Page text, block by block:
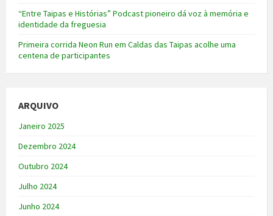
“Entre Taipas e Histórias” Podcast pioneiro dá voz à memória e
identidade da freguesia
Primeira corrida Neon Run em Caldas das Taipas acolhe uma
centena de participantes
ARQUIVO
Janeiro 2025
Dezembro 2024
Outubro 2024
Julho 2024
Junho 2024